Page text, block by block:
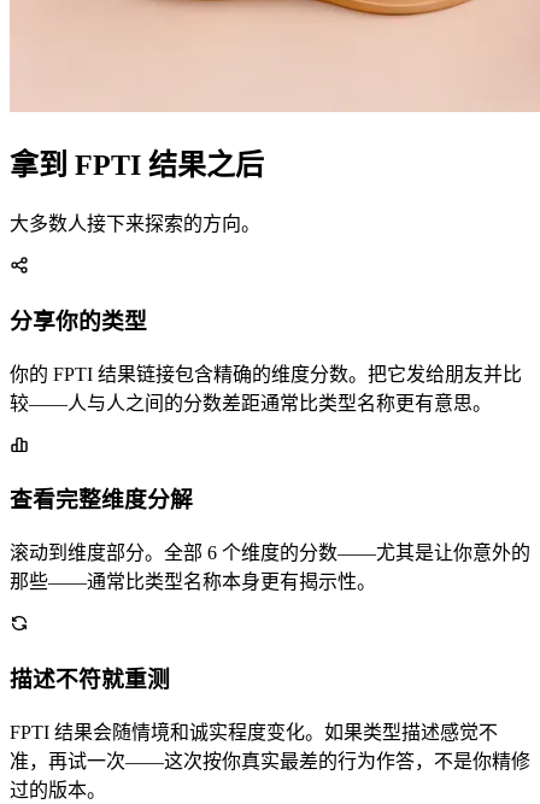
拿到 FPTI 结果之后
大多数人接下来探索的方向。
分享你的类型
你的 FPTI 结果链接包含精确的维度分数。把它发给朋友并比
较——人与人之间的分数差距通常比类型名称更有意思。
查看完整维度分解
滚动到维度部分。全部 6 个维度的分数——尤其是让你意外的
那些——通常比类型名称本身更有揭示性。
描述不符就重测
FPTI 结果会随情境和诚实程度变化。如果类型描述感觉不
准，再试一次——这次按你真实最差的行为作答，不是你精修
过的版本。